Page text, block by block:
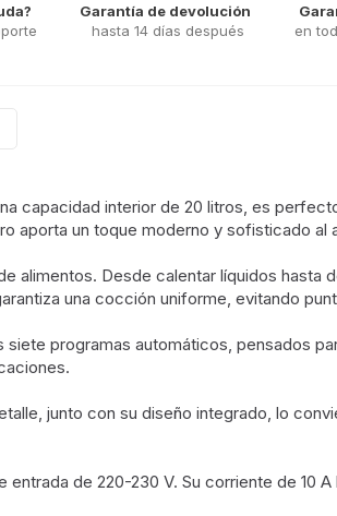
Garantía de devolución
hasta 14 días después
en
capacidad interior de 20 litros, es
aporta un toque moderno y sofisticado al
alimentos. Desde calentar líquidos hasta
una cocción uniforme, evitando
programas automáticos, pensados
junto con su diseño integrado, lo
de 220-230 V. Su corriente de 10